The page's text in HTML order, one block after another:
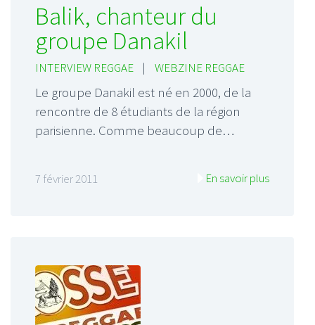
Balik, chanteur du
groupe Danakil
INTERVIEW REGGAE | WEBZINE REGGAE
Le groupe Danakil est né en 2000, de la
rencontre de 8 étudiants de la région
parisienne. Comme beaucoup de…
7 février 2011 En savoir plus